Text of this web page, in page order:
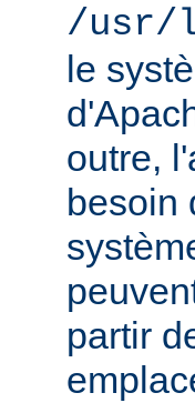
/usr/
le
outre,
besoin
partir